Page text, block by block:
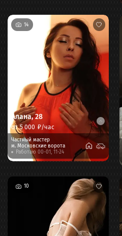
Алана,28
от5 000 ₽/час
Частный мастер
м. Московские ворота
Работаю 00-01, 11-24
14
10